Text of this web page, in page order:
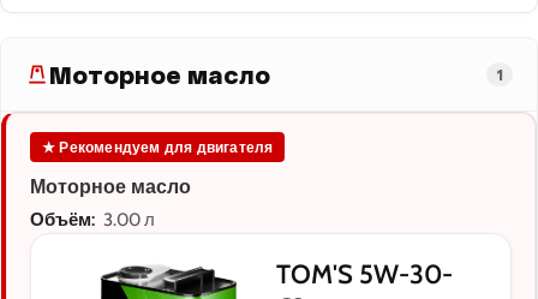
Моторное масло 1
★ Рекомендуем для двигателя
Моторное масло
Объём: 3.00 л
TOM'S 5W-30-